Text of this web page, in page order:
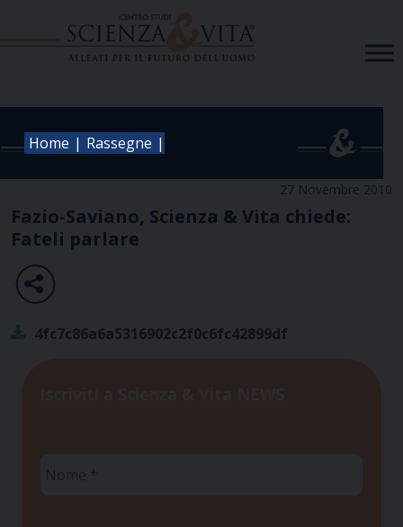
Home | Rassegne |
27 Novembre 2010
Fazio-Saviano, Scienza & Vita chiede:
Fateli parlare
4fc7c86a6a5316902c2f0c6fc42899df